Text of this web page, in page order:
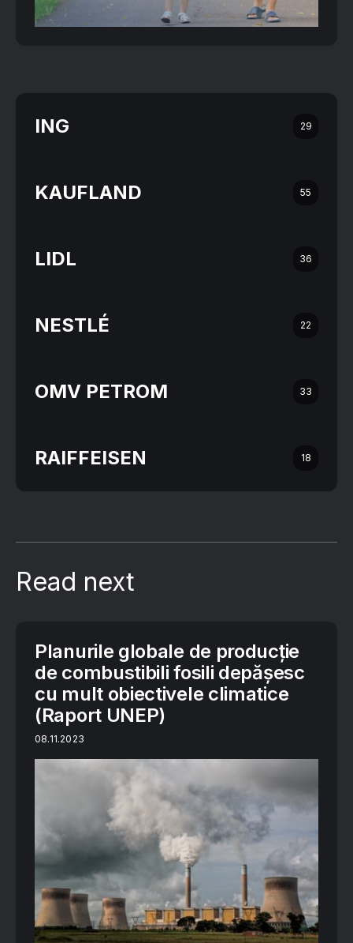
ING 29
KAUFLAND 55
LIDL 36
NESTLÉ 22
OMV PETROM 33
RAIFFEISEN 18
Read next
Planurile globale de producție
de combustibili fosili depășesc
cu mult obiectivele climatice
(Raport UNEP)
08.11.2023